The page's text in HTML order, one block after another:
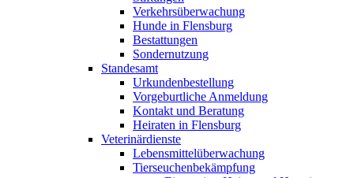
Verkehrsüberwachung
Hunde in Flensburg
Bestattungen
Sondernutzung
Standesamt
Urkundenbestellung
Vorgeburtliche Anmeldung
Kontakt und Beratung
Heiraten in Flensburg
Veterinärdienste
Lebensmittelüberwachung
Tierseuchenbekämpfung